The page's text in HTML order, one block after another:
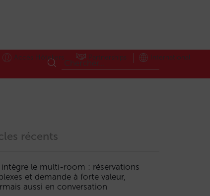
Accès Hôteliers Partnerships International
récents
intègre le multi-room : réservations
et demande à forte valeur,
aussi en conversation